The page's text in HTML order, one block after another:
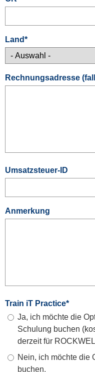
Land*
Rechnungsadresse
Umsatzsteuer-ID
Anmerkung
Train iT Practice*
Ja, ich möchte die
Schulung buchen
derzeit für
Nein, ich möchte die
buchen.